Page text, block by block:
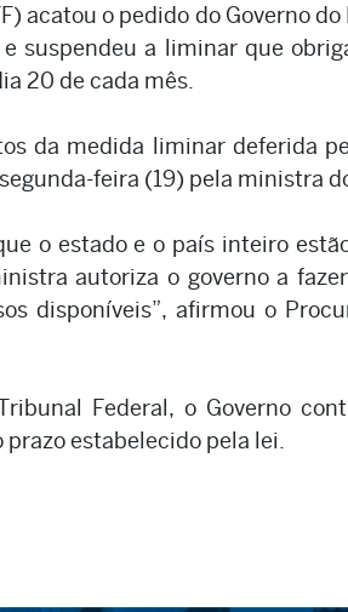
acatou o pedido do Governo
suspendeu a liminar que
20 de cada mês.
da medida liminar deferida
feira (19) pela ministra
o estado e o país inteiro
autoriza o governo a
disponíveis”, afirmou o
Federal, o Governo
estabelecido pela lei.